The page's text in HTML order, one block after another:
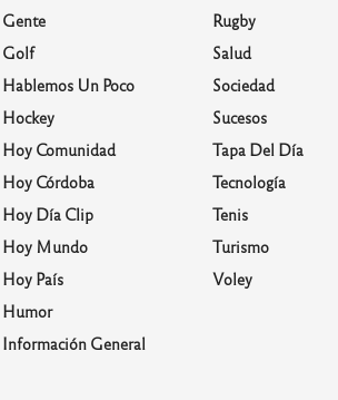
Gente
Golf
Hablemos Un Poco
Hockey
Hoy Comunidad
Hoy Córdoba
Hoy Día Clip
Hoy Mundo
Hoy País
Humor
Información General
Rugby
Salud
Sociedad
Sucesos
Tapa Del Día
Tecnología
Tenis
Turismo
Voley